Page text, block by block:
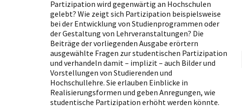
Partizipation wird gegenwärtig an Hochschulen
gelebt? Wie zeigt sich Partizipation beispielsweise
bei der Entwicklung von Studienprogrammen oder
der Gestaltung von Lehrveranstaltungen? Die
Beiträge der vorliegenden Ausgabe erörtern
ausgewählte Fragen zur studentischen Partizipation
und verhandeln damit – implizit – auch Bilder und
Vorstellungen von Studierenden und
Hochschullehre. Sie erlauben Einblicke in
Realisierungsformen und geben Anregungen, wie
studentische Partizipation erhöht werden könnte.